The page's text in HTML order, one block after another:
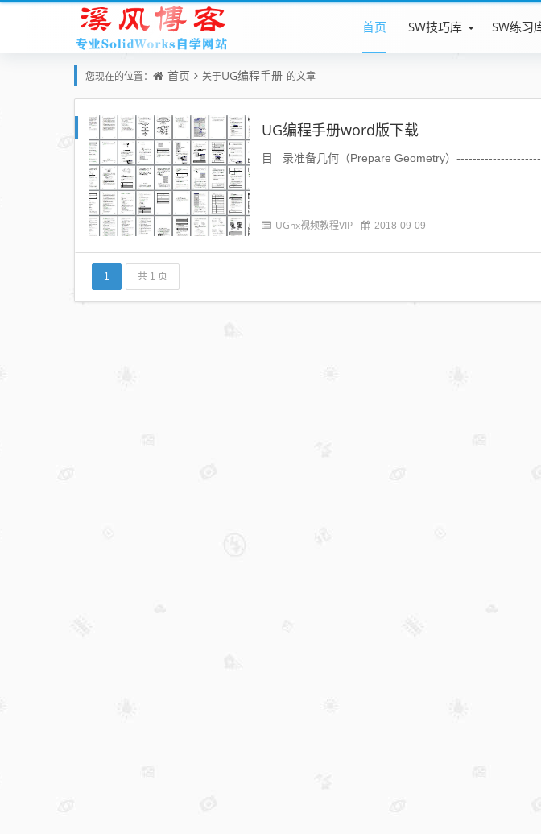
首页 SW技巧库 SW练习
您现在的位置： 首页 关于UG编程手册 的文章
UG编程手册word版下载
目 录准备几何（Prepare Geometry）
UGnx视频教程VIP 2018-09-09
1 共 1 页